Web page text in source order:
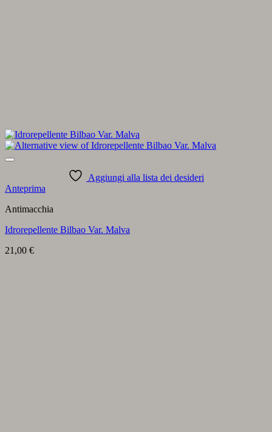
Aggiungi alla lista dei desideri
Anteprima
Antimacchia
Idrorepellente Bilbao Var. Malva
21,00 €